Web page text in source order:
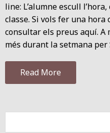
line: L’alumne escull
classe. Si vols fer una hora
consultar els preus aquí. A
més durant la setmana per
Read More